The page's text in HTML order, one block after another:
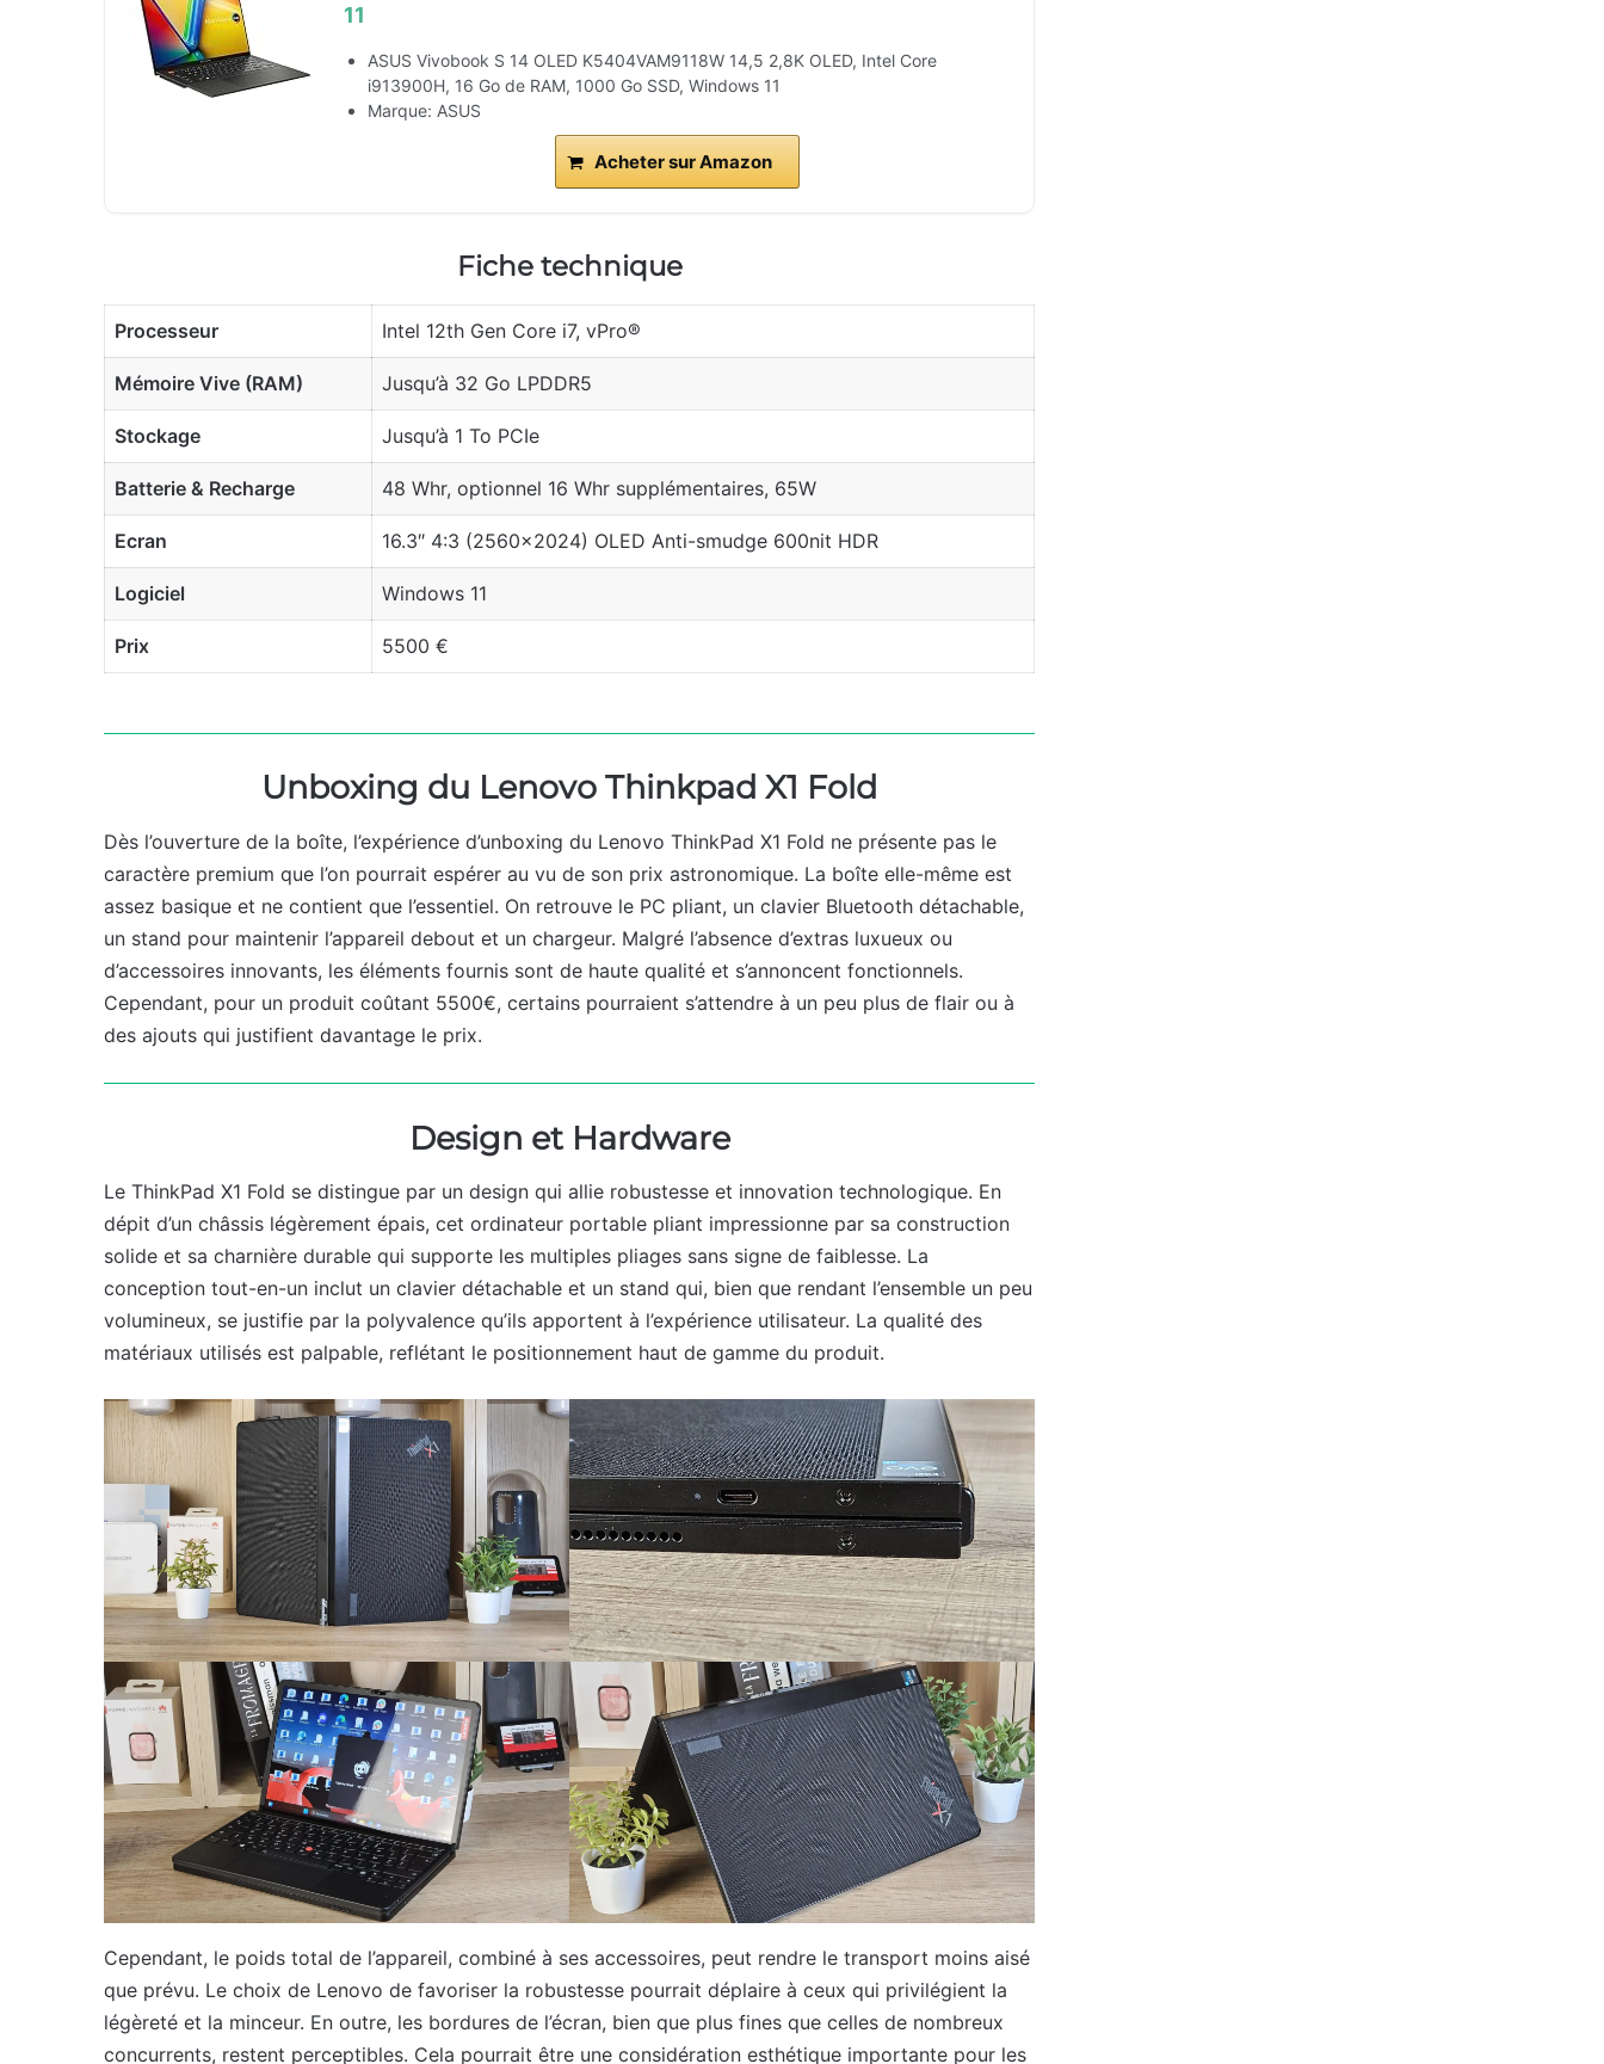
11
ASUS Vivobook S 14 OLED K5404VAM9118W 14,5 2,8K OLED, Intel Core
i913900H, 16 Go de RAM, 1000 Go SSD, Windows 11
Marque: ASUS
Acheter sur Amazon
Fiche technique
Processeur Intel 12th Gen Core i7, vPro®
Mémoire Vive (RAM) Jusqu’à 32 Go LPDDR5
Stockage Jusqu’à 1 To PCIe
Batterie & Recharge 48 Whr, optionnel 16 Whr supplémentaires, 65W
Ecran 16.3″ 4:3 (2560×2024) OLED Anti-smudge 600nit HDR
Logiciel Windows 11
Prix 5500 €
Unboxing du Lenovo Thinkpad X1 Fold
Dès l’ouverture de la boîte, l’expérience d’unboxing du Lenovo ThinkPad X1 Fold ne présente pas le
caractère premium que l’on pourrait espérer au vu de son prix astronomique. La boîte elle-même est
assez basique et ne contient que l’essentiel. On retrouve le PC pliant, un clavier Bluetooth détachable,
un stand pour maintenir l’appareil debout et un chargeur. Malgré l’absence d’extras luxueux ou
d’accessoires innovants, les éléments fournis sont de haute qualité et s’annoncent fonctionnels.
Cependant, pour un produit coûtant 5500€, certains pourraient s’attendre à un peu plus de flair ou à
des ajouts qui justifient davantage le prix.
Design et Hardware
Le ThinkPad X1 Fold se distingue par un design qui allie robustesse et innovation technologique. En
dépit d’un châssis légèrement épais, cet ordinateur portable pliant impressionne par sa construction
solide et sa charnière durable qui supporte les multiples pliages sans signe de faiblesse. La
conception tout-en-un inclut un clavier détachable et un stand qui, bien que rendant l’ensemble un peu
volumineux, se justifie par la polyvalence qu’ils apportent à l’expérience utilisateur. La qualité des
matériaux utilisés est palpable, reflétant le positionnement haut de gamme du produit.
Cependant, le poids total de l’appareil, combiné à ses accessoires, peut rendre le transport moins aisé
que prévu. Le choix de Lenovo de favoriser la robustesse pourrait déplaire à ceux qui privilégient la
légèreté et la minceur. En outre, les bordures de l’écran, bien que plus fines que celles de nombreux
concurrents, restent perceptibles. Cela pourrait être une considération esthétique importante pour les